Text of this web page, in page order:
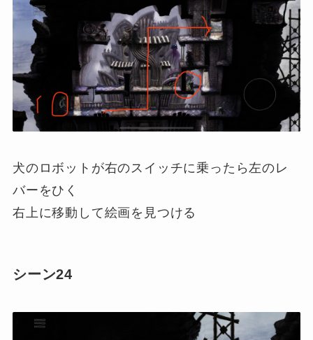
犬のロボットが右のスイッチに乗ったら左のレ
バーをひく
右上に移動して絵画を見つける
シーン24